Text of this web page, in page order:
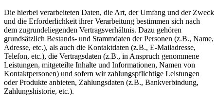
Die hierbei verarbeiteten Daten, die Art, der Umfang und der Zweck
und die Erforderlichkeit ihrer Verarbeitung bestimmen sich nach
dem zugrundeliegenden Vertragsverhältnis. Dazu gehören
grundsätzlich Bestands- und Stammdaten der Personen (z.B., Name,
Adresse, etc.), als auch die Kontaktdaten (z.B., E-Mailadresse,
Telefon, etc.), die Vertragsdaten (z.B., in Anspruch genommene
Leistungen, mitgeteilte Inhalte und Informationen, Namen von
Kontaktpersonen) und sofern wir zahlungspflichtige Leistungen
oder Produkte anbieten, Zahlungsdaten (z.B., Bankverbindung,
Zahlungshistorie, etc.).